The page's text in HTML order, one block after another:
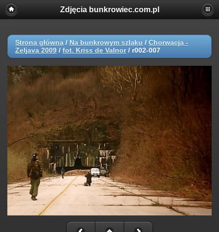
Zdjęcia bunkrowiec.com.pl
Strona główna / Na bunkrowym szlaku / Chorwacja -
Zeljava 2009 / fot. Kriss de Valnor/ r002-007